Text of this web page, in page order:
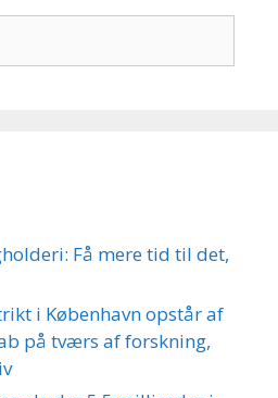
Få mere tid til det,
i København opstår af
på tværs af forskning,